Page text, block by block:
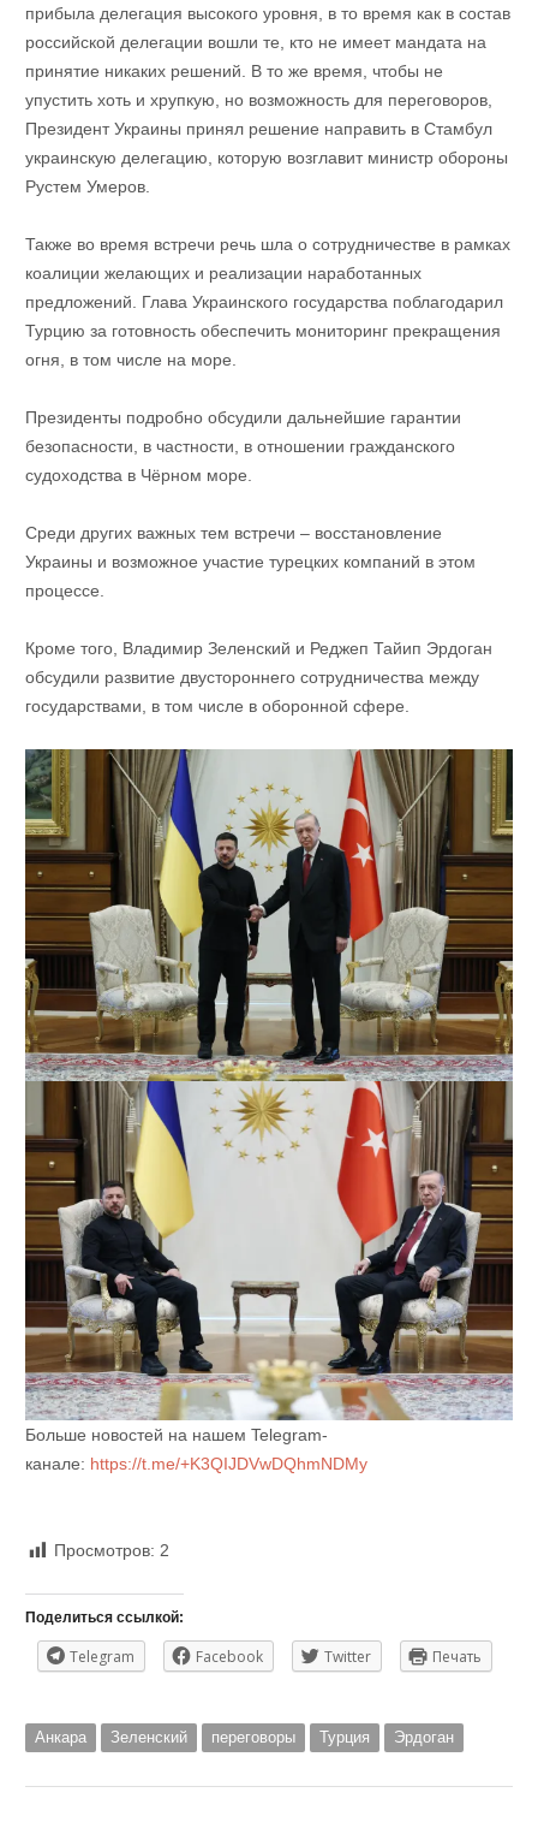
прибыла делегация высокого уровня, в то время как в состав
российской делегации вошли те, кто не имеет мандата на
принятие никаких решений. В то же время, чтобы не
упустить хоть и хрупкую, но возможность для переговоров,
Президент Украины принял решение направить в Стамбул
украинскую делегацию, которую возглавит министр обороны
Рустем Умеров.
Также во время встречи речь шла о сотрудничестве в рамках
коалиции желающих и реализации наработанных
предложений. Глава Украинского государства поблагодарил
Турцию за готовность обеспечить мониторинг прекращения
огня, в том числе на море.
Президенты подробно обсудили дальнейшие гарантии
безопасности, в частности, в отношении гражданского
судоходства в Чёрном море.
Среди других важных тем встречи – восстановление
Украины и возможное участие турецких компаний в этом
процессе.
Кроме того, Владимир Зеленский и Реджеп Тайип Эрдоган
обсудили развитие двустороннего сотрудничества между
государствами, в том числе в оборонной сфере.
Больше новостей на нашем Telegram-
канале: https://t.me/+K3QIJDVwDQhmNDMy
Просмотров: 2
Поделиться ссылкой:
Telegram Facebook Twitter Печать
Анкара Зеленский переговоры Турция Эрдоган